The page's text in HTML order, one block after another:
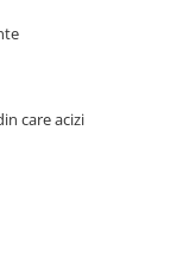
care acizi